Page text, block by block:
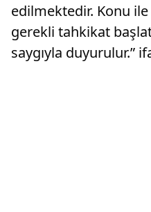
edilmektedir. Konu
gerekli tahkikat
saygıyla duyurulur.”